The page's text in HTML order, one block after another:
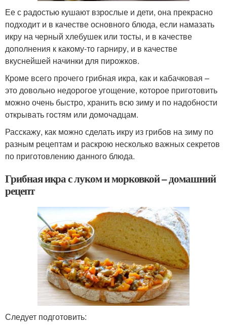
Ее с радостью кушают взрослые и дети, она прекрасно
подходит и в качестве основного блюда, если намазать
икру на черный хлебушек или тосты, и в качестве
дополнения к какому-то гарниру, и в качестве
вкуснейшей начинки для пирожков.
Кроме всего прочего грибная икра, как и кабачковая –
это довольно недорогое угощение, которое приготовить
можно очень быстро, хранить всю зиму и по надобности
открывать гостям или домочадцам.
Расскажу, как можно сделать икру из грибов на зиму по
разным рецептам и раскрою несколько важных секретов
по приготовлению данного блюда.
Грибная икра с луком и морковкой – домашний
рецепт
Следует подготовить: